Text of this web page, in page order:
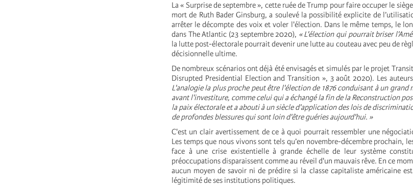
La « Surprise de septembre », cette ruée de Trump pour faire occuper le
mort de Ruth Bader Ginsburg, a soulevé la possibilité explicite de
arrêter le décompte des voix et voler l'élection. Dans le même temps, le
dans The Atlantic (23 septembre 2020), « L'élection qui pourrait briser
la lutte post-électorale pourrait devenir une lutte au couteau avec peu de
décisionnelle ultime.
De nombreux scénarios ont déjà été envisagés et simulés par le projet
Disrupted Presidential Election and Transition », 3 août 2020). Les
L'analogie la plus proche peut être l'élection de 1876 conduisant à un grand
avant l'investiture, comme celui qui a échangé la fin de la Reconstruction
la paix électorale et a abouti à un siècle d'application des lois de
de profondes blessures qui sont loin d'être guéries aujourd'hui. »
C'est un clair avertissement de ce à quoi pourrait ressembler une
Les temps que nous vivons sont tels qu’en novembre-décembre prochain,
face à une crise existentielle à grande échelle de leur système
préoccupations disparaissent comme au réveil d'un mauvais rêve. En ce
aucun moyen de savoir ni de prédire si la classe capitaliste américaine
légitimité de ses institutions politiques.